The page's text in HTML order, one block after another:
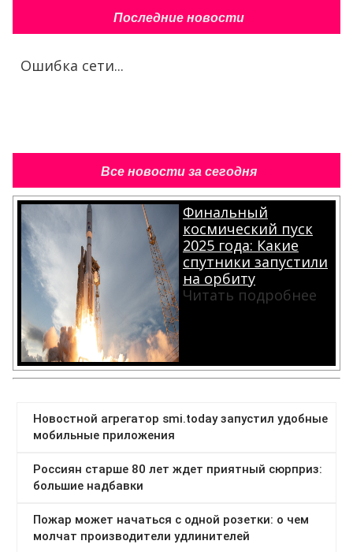
Последние новости
Ошибка сети...
Все новости за сегодня
Финальный
космический пуск
2025 года: Какие
спутники запустили
на орбиту
Читать подробнее